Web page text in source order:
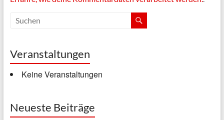
Veranstaltungen
Keine Veranstaltungen
Neueste Beiträge